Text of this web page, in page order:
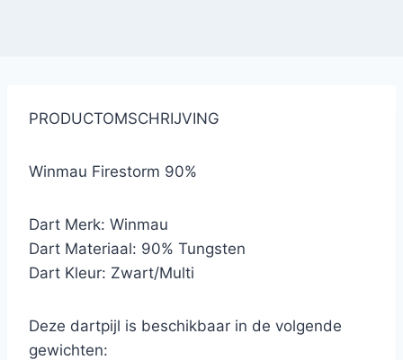
PRODUCTOMSCHRIJVING
Winmau Firestorm 90%
Dart Merk: Winmau
Dart Materiaal: 90% Tungsten
Dart Kleur: Zwart/Multi
Deze dartpijl is beschikbaar in de volgende
gewichten: